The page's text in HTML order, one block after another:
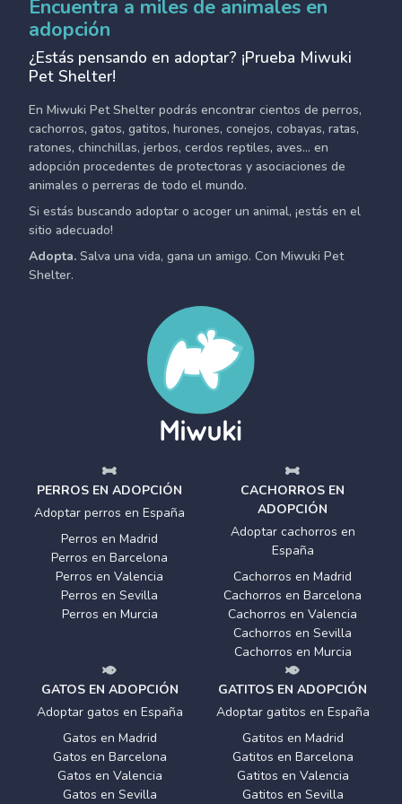
Encuentra a miles de animales en
adopción
¿Estás pensando en adoptar? ¡Prueba Miwuki
Pet Shelter!
En Miwuki Pet Shelter podrás encontrar cientos de perros,
cachorros, gatos, gatitos, hurones, conejos, cobayas, ratas,
ratones, chinchillas, jerbos, cerdos reptiles, aves... en
adopción procedentes de protectoras y asociaciones de
animales o perreras de todo el mundo.
Si estás buscando adoptar o acoger un animal, ¡estás en el
sitio adecuado!
Adopta. Salva una vida, gana un amigo. Con Miwuki Pet
Shelter.
PERROS EN ADOPCIÓN
Adoptar perros en España
Perros en Madrid
Perros en Barcelona
Perros en Valencia
Perros en Sevilla
Perros en Murcia
CACHORROS EN
ADOPCIÓN
Adoptar cachorros en
España
Cachorros en Madrid
Cachorros en Barcelona
Cachorros en Valencia
Cachorros en Sevilla
Cachorros en Murcia
GATOS EN ADOPCIÓN
Adoptar gatos en España
Gatos en Madrid
Gatos en Barcelona
Gatos en Valencia
Gatos en Sevilla
GATITOS EN ADOPCIÓN
Adoptar gatitos en España
Gatitos en Madrid
Gatitos en Barcelona
Gatitos en Valencia
Gatitos en Sevilla